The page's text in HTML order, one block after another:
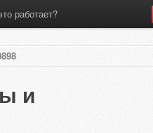
работает?
и